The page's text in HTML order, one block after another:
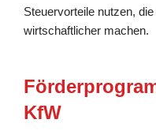
Steuervorteile nutzen,
wirtschaftlicher machen.
KfW